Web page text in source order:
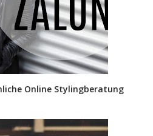
Online Stylingberatung